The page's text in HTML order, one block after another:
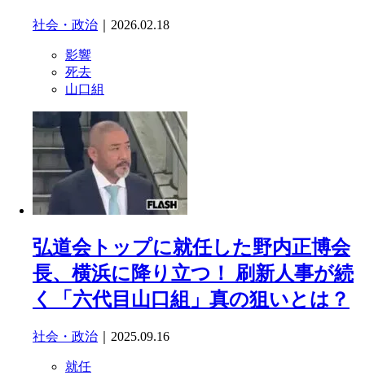
社会・政治 ｜2026.02.18
影響
死去
山口組
弘道会トップに就任した野内正博会
長、横浜に降り立つ！ 刷新人事が続
く「六代目山口組」真の狙いとは？
社会・政治 ｜2025.09.16
就任